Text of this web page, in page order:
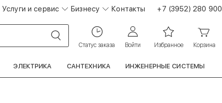
Услуги и сервис Бизнесу Контакты +7 (3952) 280 900
Статус заказа Войти Избранное Корзина
ЭЛЕКТРИКА САНТЕХНИКА ИНЖЕНЕРНЫЕ СИСТЕМЫ